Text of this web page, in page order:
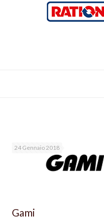
24 Gennaio 2018
Gami